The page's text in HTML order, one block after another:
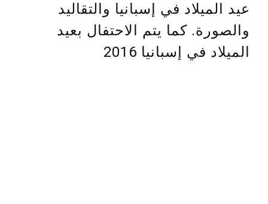
عيد الميلاد في إسبانيا والتقاليد
والصورة. كما يتم الاحتفال بعيد
الميلاد في إسبانيا 2016